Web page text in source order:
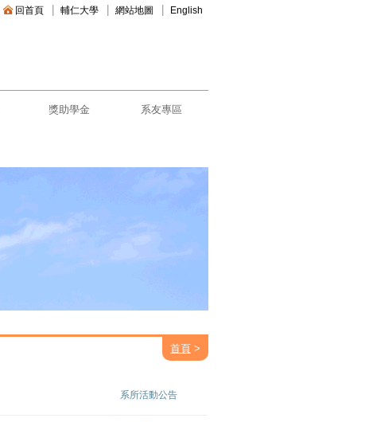
回首頁 輔仁大學 網站地圖 English
獎助學金 系友專區
首頁 >
系所活動公告